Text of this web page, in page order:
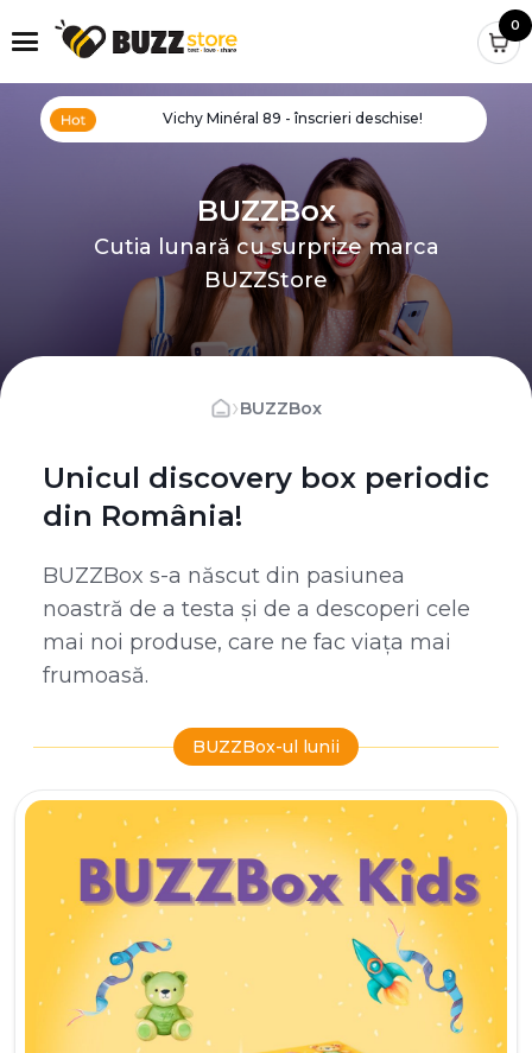
0
Vichy Minéral 89 - înscrieri deschise!
BUZZBox
Cutia lunară cu surprize marca
BUZZStore
›BUZZBox
Unicul discovery box periodic
din România!
BUZZBox s-a născut din pasiunea
noastră de a testa și de a descoperi cele
mai noi produse, care ne fac viața mai
frumoasă.
BUZZBox-ul lunii